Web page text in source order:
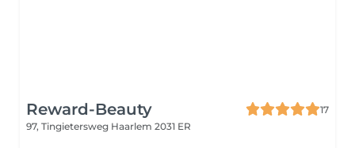
Reward-Beauty
17
97, Tingietersweg Haarlem 2031 ER